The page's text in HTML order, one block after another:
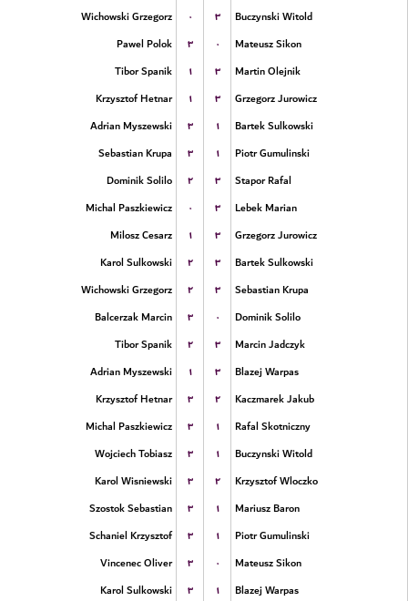
Wichowski Grzegorz
۰ ۳
Buczynski Witold
Pawel Polok
۳ ۰
Mateusz Sikon
Tibor Spanik
۱ ۳
Martin Olejnik
Krzysztof Hetnar
۱ ۳
Grzegorz Jurowicz
Adrian Myszewski
۳ ۱
Bartek Sulkowski
Sebastian Krupa
۳ ۱
Piotr Gumulinski
Dominik Solilo
۲ ۳
Stapor Rafal
Michal Paszkiewicz
۰ ۳
Lebek Marian
Milosz Cesarz
۱ ۳
Grzegorz Jurowicz
Karol Sulkowski
۲ ۳
Bartek Sulkowski
Wichowski Grzegorz
۲ ۳
Sebastian Krupa
Balcerzak Marcin
۳ ۰
Dominik Solilo
Tibor Spanik
۲ ۳
Marcin Jadczyk
Adrian Myszewski
۱ ۳
Blazej Warpas
Krzysztof Hetnar
۳ ۲
Kaczmarek Jakub
Michal Paszkiewicz
۳ ۱
Rafal Skotniczny
Wojciech Tobiasz
۳ ۱
Buczynski Witold
Karol Wisniewski
۳ ۲
Krzysztof Wloczko
Szostok Sebastian
۳ ۱
Mariusz Baron
Schaniel Krzysztof
۳ ۱
Piotr Gumulinski
Vincenec Oliver
۳ ۰
Mateusz Sikon
Karol Sulkowski
۳ ۱
Blazej Warpas